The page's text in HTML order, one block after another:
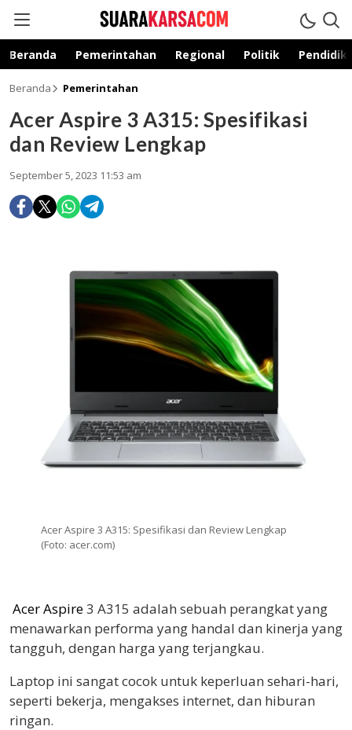
suarakarsa.com
Informasi terpercaya
Beranda Pemerintahan Regional Politik
Beranda Pemerintahan
Acer Aspire 3 A315: Spesifikasi
dan Review Lengkap
September 5, 2023 11:53 am
Acer Aspire 3 A315: Spesifikasi dan Review Lengkap
(Foto: acer.com)
Acer Aspire3 A315 adalah sebuah perangkat yang
menawarkan performa yang handal dan kinerja yang
tangguh, dengan harga yang terjangkau.
Laptop ini sangat cocok untuk keperluan sehari-hari,
seperti bekerja, mengakses internet, dan hiburan
ringan.